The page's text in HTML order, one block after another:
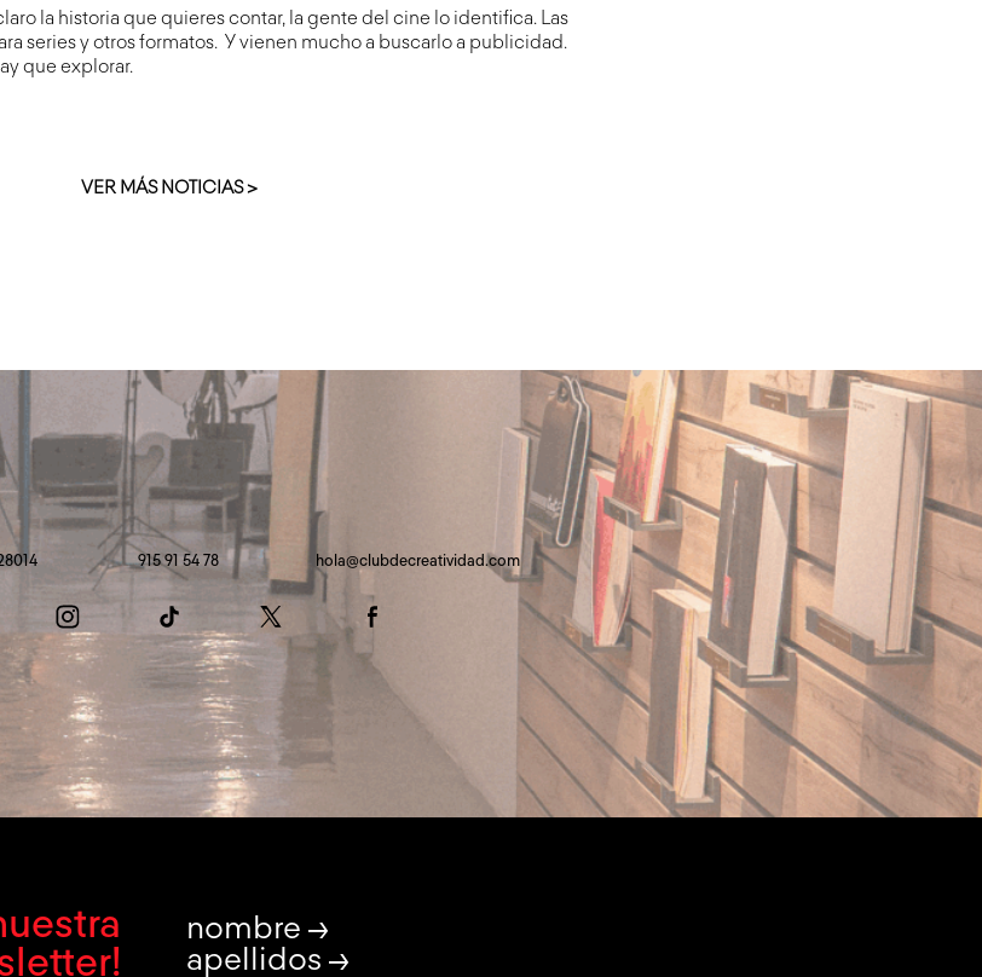
la historia que quieres contar, la gente del cine lo identifica. Las
series y otros formatos. Y vienen mucho a buscarlo a publicidad.
que explorar.
VER MÁS NOTICIAS >
915 91 54 78 hola@clubdecreatividad.com
nombre →
apellidos →